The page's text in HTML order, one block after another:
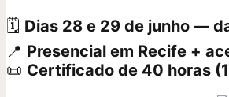
🗓 Dias 28 e 29 de junho —
📍 Presencial em Recife +
📜 Certificado de 40 horas